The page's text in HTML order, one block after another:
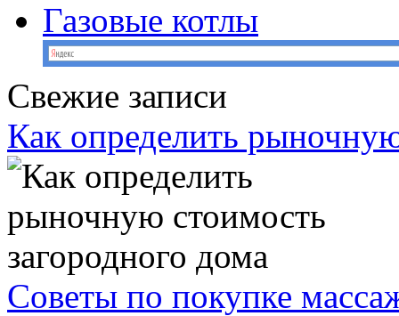
Газовые котлы
Свежие записи
Как определить
Советы по покупке